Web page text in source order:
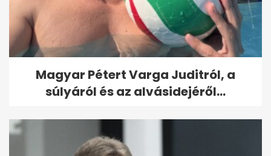
Magyar Pétert Varga Juditról, a
súlyáról és az alvásidejéről...